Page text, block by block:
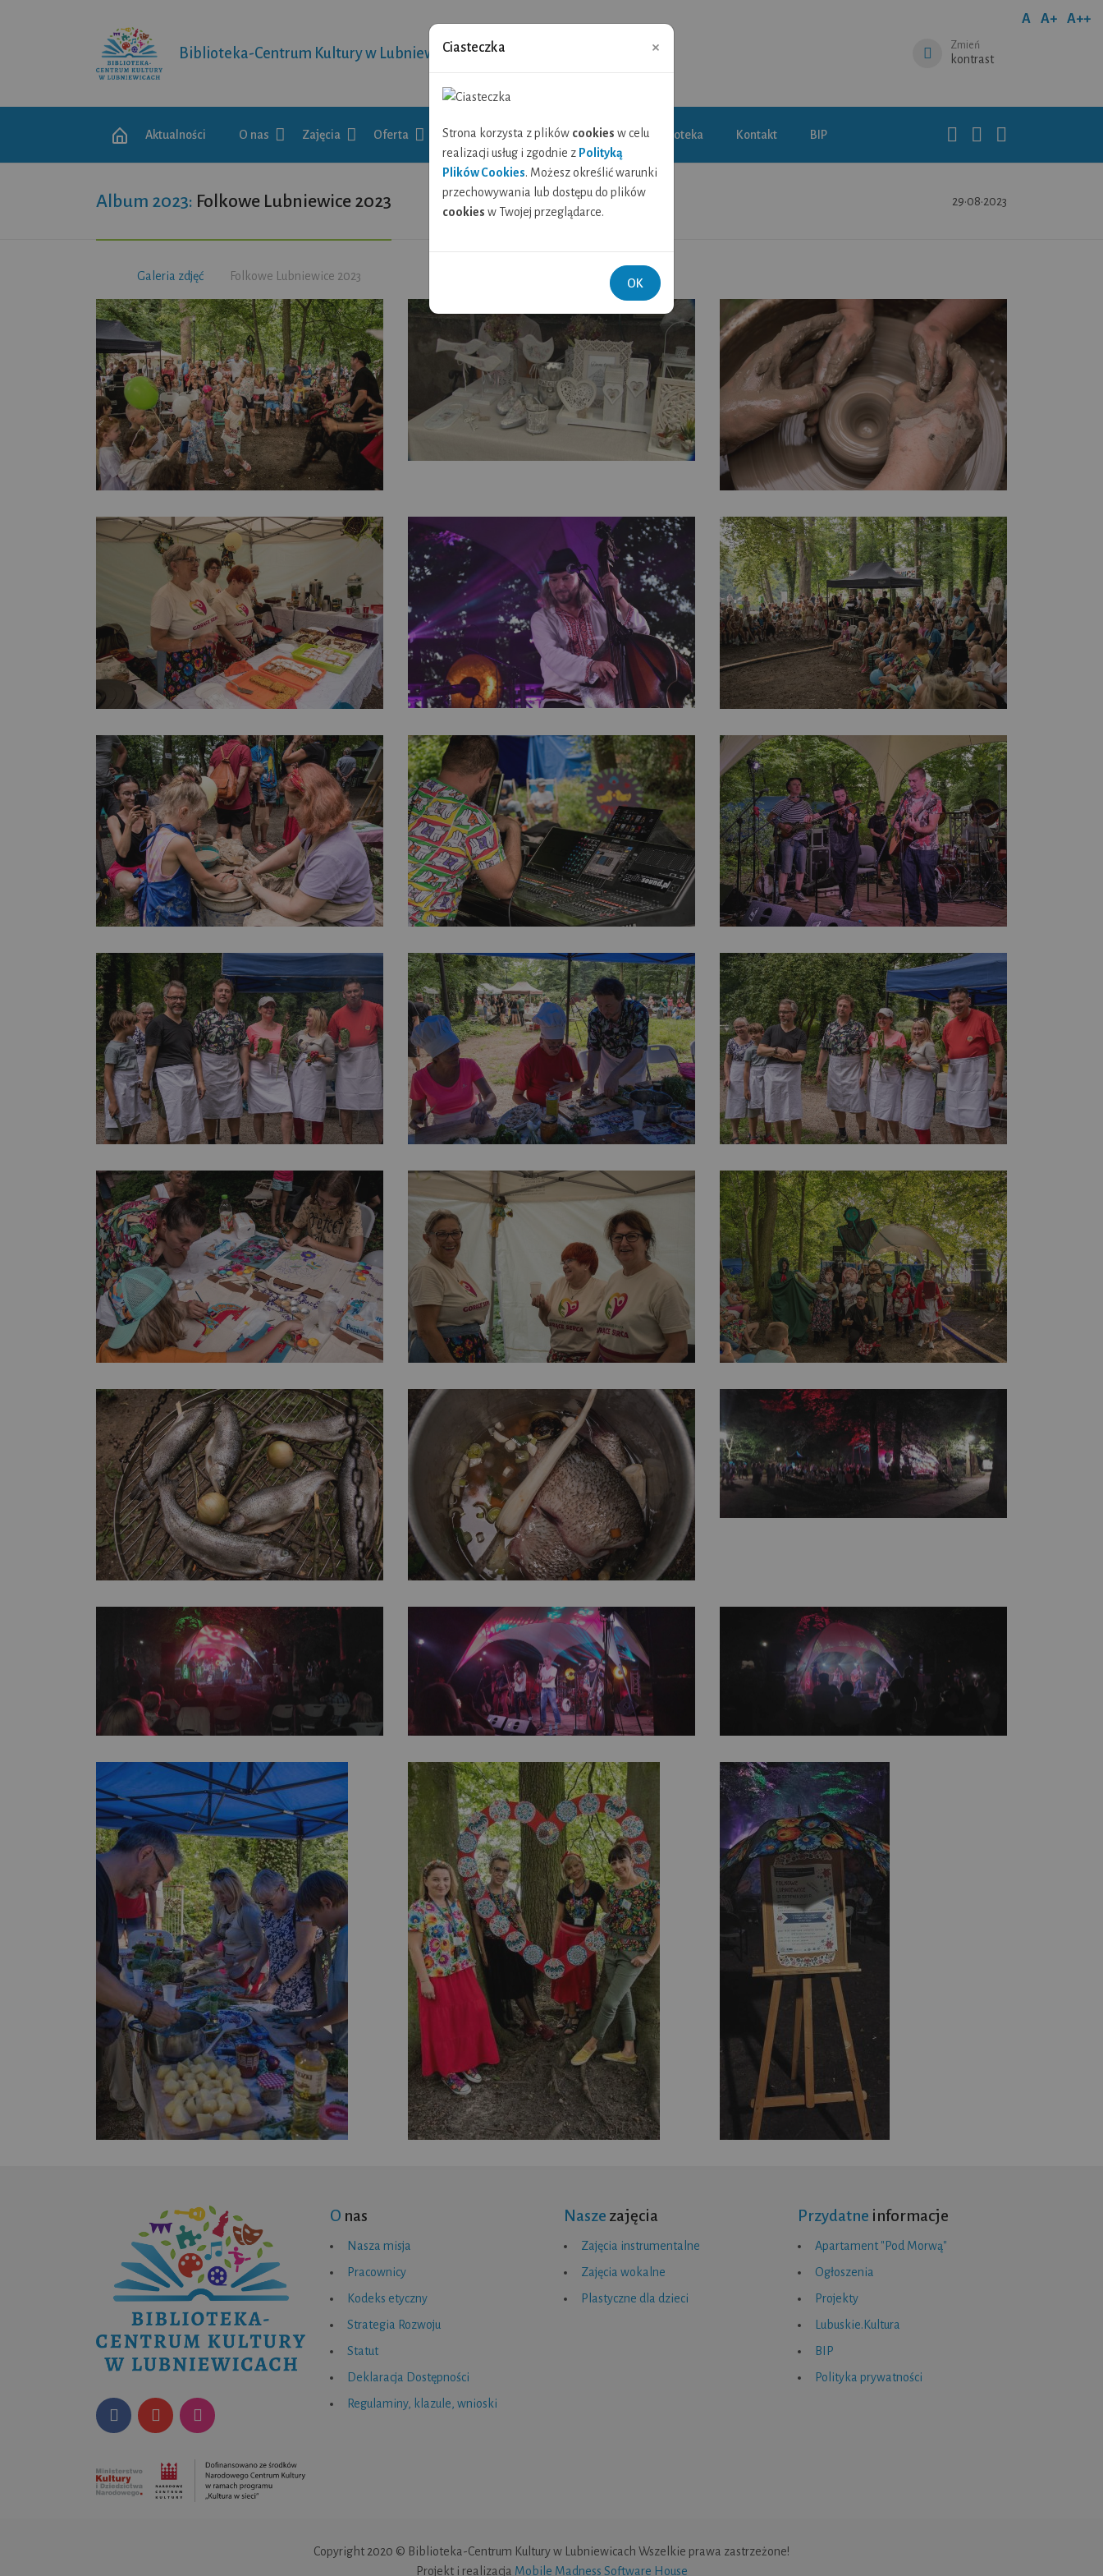
Biblioteka-Centrum Kultury w Lubniewicach Zmień
kontrast
A A+ A++
Aktualności O nas Zajęcia Oferta Galeria Wytwornica kultury Biblioteka Kontakt BIP
Album 2023: Folkowe Lubniewice 2023 29•08•2023
Galeria zdjęć Folkowe Lubniewice 2023
O nas
Nasza misja
Pracownicy
Kodeks etyczny
Strategia Rozwoju
Statut
Deklaracja Dostępności
Regulaminy, klazule, wnioski
Nasze zajęcia
Zajęcia instrumentalne
Zajęcia wokalne
Plastyczne dla dzieci
Przydatne informacje
Apartament "Pod Morwą"
Ogłoszenia
Projekty
Lubuskie.Kultura
BIP
Polityka prywatności
Copyright 2020 © Biblioteka-Centrum Kultury w Lubniewicach Wszelkie prawa zastrzeżone!
Projekt i realizacja Mobile Madness Software House
Ciasteczka ×
Strona korzysta z plików cookies w celu
realizacji usług i zgodnie z Polityką
Plików Cookies. Możesz określić warunki
przechowywania lub dostępu do plików
cookies w Twojej przeglądarce.
OK